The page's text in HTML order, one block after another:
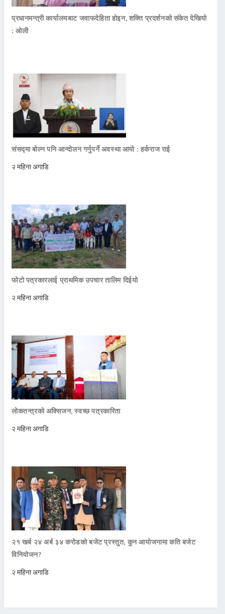
प्रधानमन्त्री कार्यालयबाट जवाफदेहिता होइन, शक्ति प्रदर्शनको संकेत देखियो
: ओली
संसद्मा बोल्न पनि आन्दोलन गर्नुपर्ने अवस्था आयो : हर्कराज राई
२ महिना अगाडि
फोटो पत्रकारलाई प्राथमिक उपचार तालिम दिईयो
२ महिना अगाडि
लोकतन्त्रको अक्सिजन, स्वच्छ पत्रकारिता
२ महिना अगाडि
२१ खर्ब २४ अर्ब ३४ करोडको बजेट प्रस्तुत, कुन आयोजनामा कति बजेट
विनियोजन?
२ महिना अगाडि